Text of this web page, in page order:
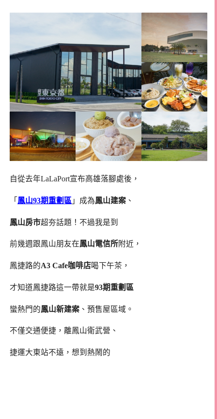
自從去年LaLaPort宣布高雄落腳處後，
「 鳳山93期重劃區 」成為鳳山建案 、
鳳山房市超夯話題！不過我是到
前幾週跟鳳山朋友在鳳山電信所附近，
鳳捷路的A3 Cafe咖啡店喝下午茶，
才知道鳳捷路這一帶就是93期重劃區
蠻熱門的鳳山新建案 、預售屋區域。
不僅交通便捷，離鳳山衛武營、
捷運大東站不遠，想到熱鬧的